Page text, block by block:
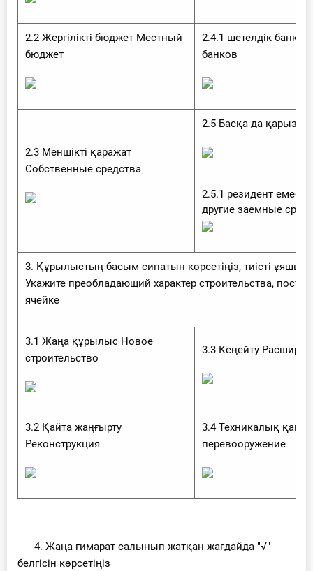
2.2 Жергілікті бюджет Местный
бюджет
2.4.1 шетелдік
банков
2.3 Меншікті қаражат
Собственные средства
2.5 Басқа да қарыз
2.5.1 резидент
другие заемные
3. Құрылыстың басым сипатын көрсетіңіз, тиісті
Укажите преобладающий характер строительства,
ячейке
3.1 Жаңа құрылыс Новое
строительство
3.3 Кеңейту
3.2 Қайта жаңғырту
Реконструкция
3.4 Техникалық
перевооружение
4. Жаңа ғимарат салынып жатқан жағдайда "√"
белгісін көрсетіңіз